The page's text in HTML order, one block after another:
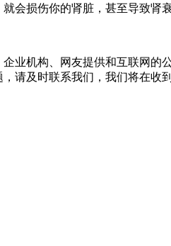
会损伤你的肾脏，甚至导致肾衰
业机构、网友提供和互联网
请及时联系我们，我们将在收